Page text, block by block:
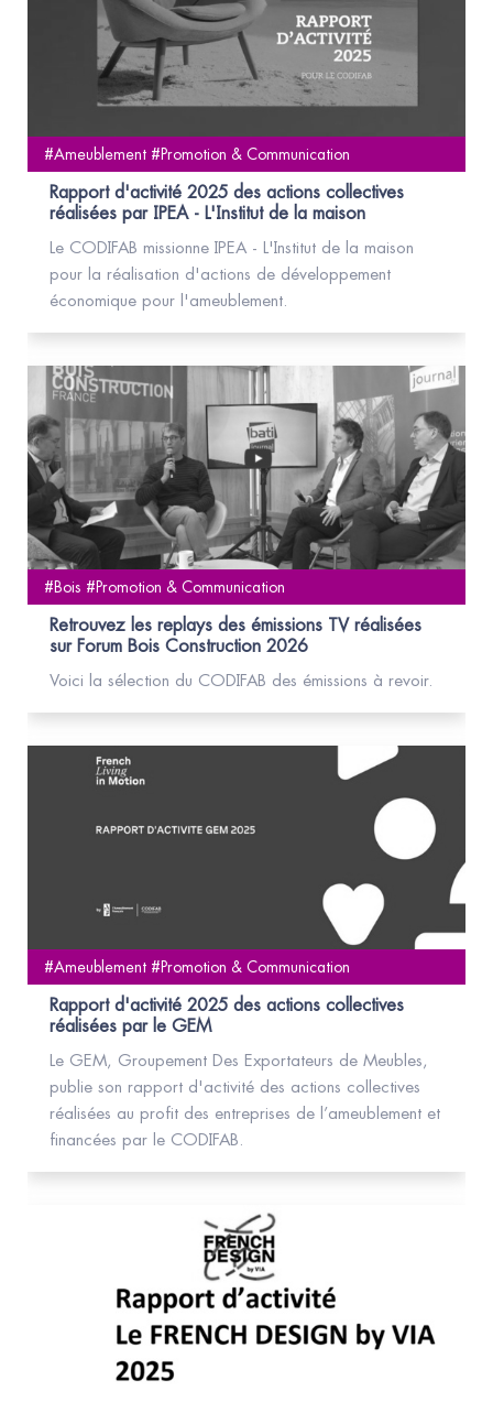
#Ameublement #Promotion & Communication
Rapport d'activité 2025 des actions collectives
réalisées par IPEA - L'Institut de la maison
Le CODIFAB missionne IPEA - L'Institut de la maison
pour la réalisation d'actions de développement
économique pour l'ameublement.
#Bois #Promotion & Communication
Retrouvez les replays des émissions TV réalisées
sur Forum Bois Construction 2026
Voici la sélection du CODIFAB des émissions à revoir.
#Ameublement #Promotion & Communication
Rapport d'activité 2025 des actions collectives
réalisées par le GEM
Le GEM, Groupement Des Exportateurs de Meubles,
publie son rapport d'activité des actions collectives
réalisées au profit des entreprises de l’ameublement et
financées par le CODIFAB.